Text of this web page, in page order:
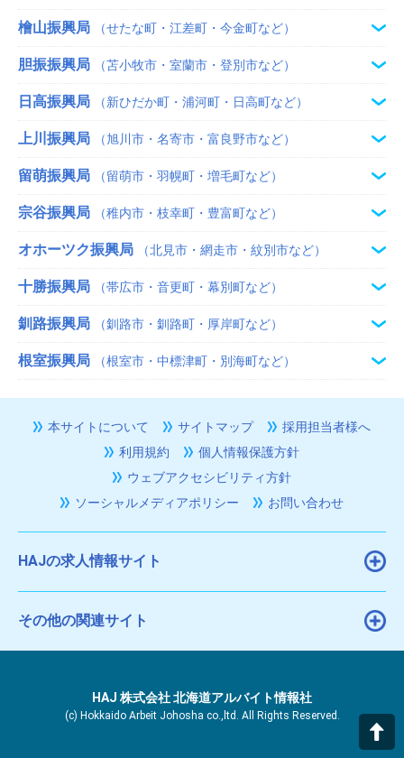
檜山振興局 （せたな町・江差町・今金町など）
胆振振興局 （苫小牧市・室蘭市・登別市など）
日高振興局 （新ひだか町・浦河町・日高町など）
上川振興局 （旭川市・名寄市・富良野市など）
留萌振興局 （留萌市・羽幌町・増毛町など）
宗谷振興局 （稚内市・枝幸町・豊富町など）
オホーツク振興局 （北見市・網走市・紋別市など）
十勝振興局 （帯広市・音更町・幕別町など）
釧路振興局 （釧路市・釧路町・厚岸町など）
根室振興局 （根室市・中標津町・別海町など）
本サイトについて サイトマップ
採用担当者様へ
利用規約
個人情報保護方針
ウェブアクセシビリティ方針
ソーシャルメディアポリシー
お問い合わせ
HAJの求人情報サイト
その他の関連サイト
HAJ 株式会社 北海道アルバイト情報社
(c) Hokkaido Arbeit Johosha co.,ltd. All Rights Reserved.